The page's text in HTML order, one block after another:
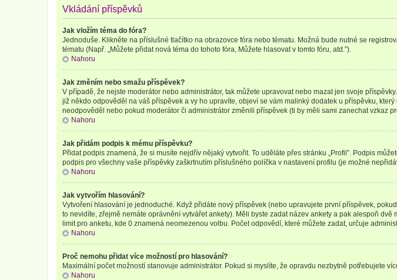
Vkládání příspěvků
Jak vložím téma do fóra?
Jednoduše. Klikněte na příslušné tlačítko na obrazovce fóra nebo tématu. Možná bude nutné se
tématu (Např. „Můžete přidat nová téma do tohoto fóra, Můžete hlasovat v tomto fóru, atd.”).
Nahoru
Jak změním nebo smažu příspěvek?
V případě, že nejste moderátor nebo administrátor, tak můžete upravovat nebo mazat jen svoje
již někdo odpověděl na váš příspěvek a vy ho upravíte, objeví se vám malinký dodatek u příspěvku,
neodpověděl nebo pokud moderátor či administrátor změnili příspěvek (ti by měli sami zanechat vzkaz
Nahoru
Jak přidám podpis k mému příspěvku?
Přidat podpis znamená, že si musíte nejdřív nějaký vytvořit. To uděláte přes stránku „Profil”. Podpis
podpis pro všechny vaše příspěvky zaškrtnutím příslušného políčka v nastavení profilu (je možné
Nahoru
Jak vytvořím hlasování?
Vytvoření hlasování je jednoduché. Když přidáte nový příspěvek (nebo upravujete první příspěvek,
to nevidíte, zřejmě nemáte oprávnění vytvářet ankety). Měli byste zadat název ankety a pak alespoň
limit pro anketu, kde 0 znamená neomezenou volbu. Počet odpovědí, které můžete zadat, určuje
Nahoru
Proč nemohu přidat více možností pro hlasování?
Maximální počet možností stanovuje administrátor. Pokud si myslíte, že opravdu nezbytně potřebujete
Nahoru